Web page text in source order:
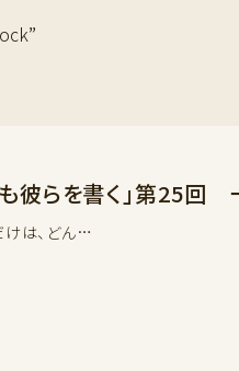
彼らを書く」第25回
けは、どん…